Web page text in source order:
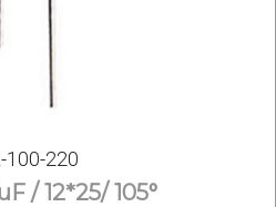
100-220
/ 12*25/ 105°